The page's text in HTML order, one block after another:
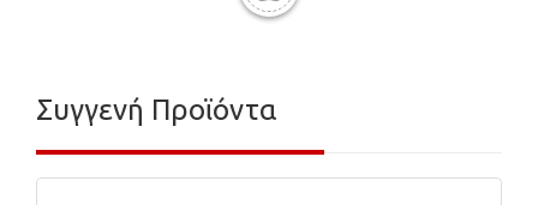
Συγγενή Προϊόντα